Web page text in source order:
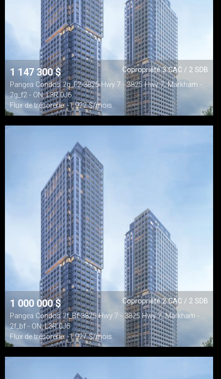
1 147 300$
Copropriété 3 CAC / 2 SDB
Pangea Condos 2g_F2-3825 Hwy 7 - 3825 Hwy 7, Markham -
2g_f2 - ON, L3R 0J6
Flux de trésorerie: -1 922 $/mois
1 000 000$
Copropriété 2 CAC / 2 SDB
Pangea Condos 2f_Bf-3825 Hwy 7 - 3825 Hwy 7, Markham -
2f_bf - ON, L3R 0J6
Flux de trésorerie: -1 927 $/mois